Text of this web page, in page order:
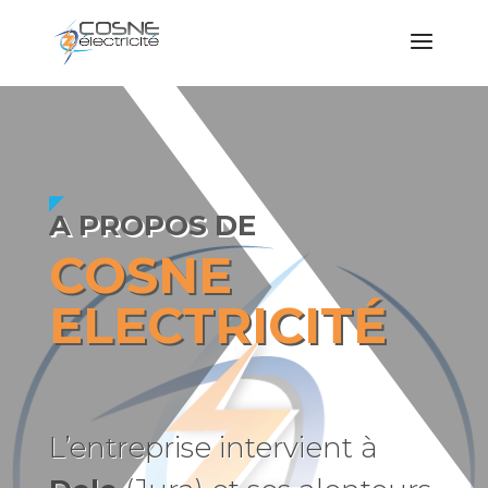
A PROPOS DE
COSNE
ELECTRICITÉ
L’entreprise intervient à